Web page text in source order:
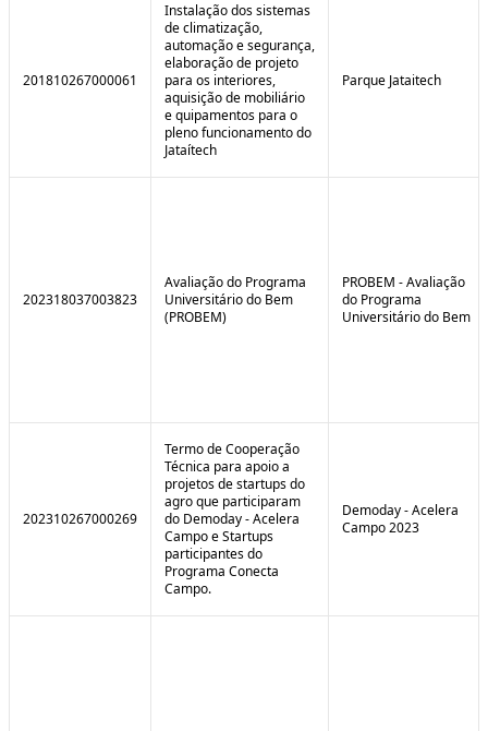
201810267000061
Instalação dos sistemas
de climatização,
automação e segurança,
elaboração de projeto
para os interiores,
aquisição de mobiliário
e quipamentos para o
pleno funcionamento do
Jataítech
Parque Jataitech
202318037003823
Avaliação do Programa
Universitário do Bem
(PROBEM)
PROBEM - Avaliação
do Programa
Universitário do Bem
202310267000269
Termo de Cooperação
Técnica para apoio a
projetos de startups do
agro que participaram
do Demoday - Acelera
Campo e Startups
participantes do
Programa Conecta
Campo.
Demoday - Acelera
Campo 2023